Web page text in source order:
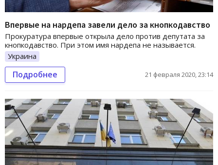
Впервые на нардепа завели дело за кнопкодавство
Прокуратура впервые открыла дело против депутата за
кнопкодавство. При этом имя нардепа не называется.
Украина
Подробнее 21 февраля 2020, 23:14